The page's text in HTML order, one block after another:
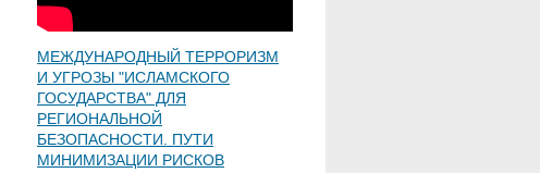
МЕЖДУНАРОДНЫЙ ТЕРРОРИЗМ
И УГРОЗЫ "ИСЛАМСКОГО
ГОСУДАРСТВА" ДЛЯ
РЕГИОНАЛЬНОЙ
БЕЗОПАСНОСТИ. ПУТИ
МИНИМИЗАЦИИ РИСКОВ